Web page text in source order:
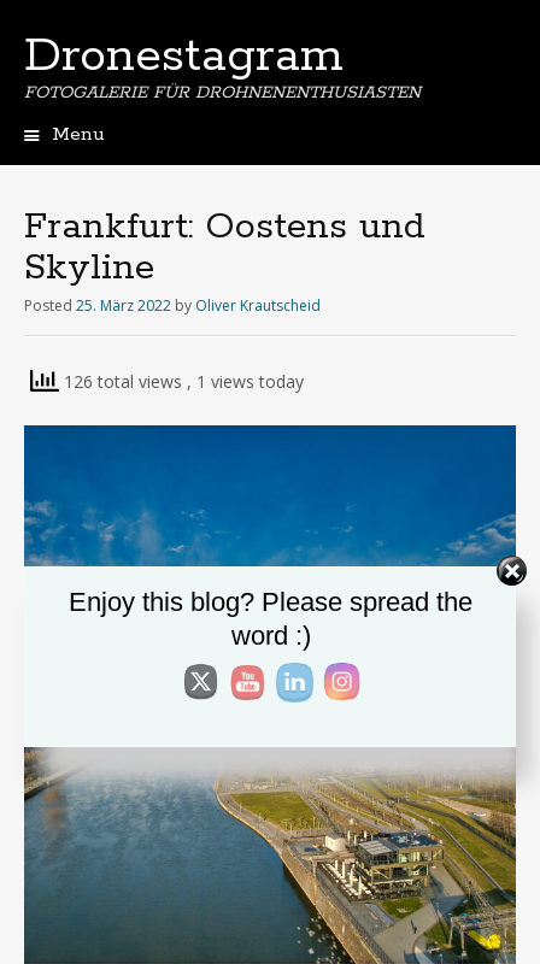
Dronestagram
FOTOGALERIE FÜR DROHNENENTHUSIASTEN
Menu
Frankfurt: Oostens und
Skyline
Posted 25. März 2022 by Oliver Krautscheid
126 total views , 1 views today
Enjoy this blog? Please spread the
word :)